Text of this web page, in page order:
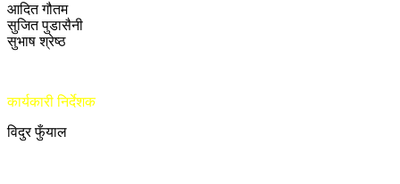
आदित गौतम
सुजित पुडासैनी
सुभाष श्रेष्ठ
कार्यकारी निर्देशक
विदुर फुँयाल